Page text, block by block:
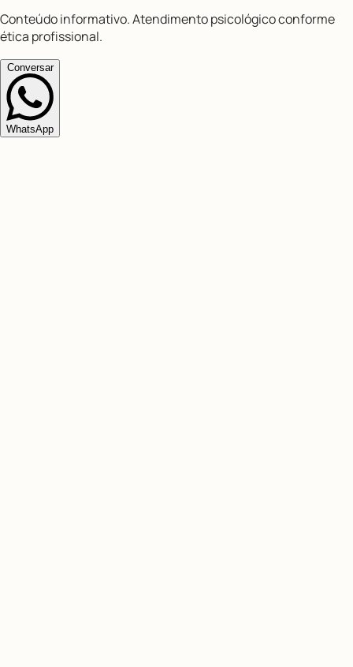
Conteúdo informativo. Atendimento psicológico conforme
ética profissional.
Conversar
WhatsApp